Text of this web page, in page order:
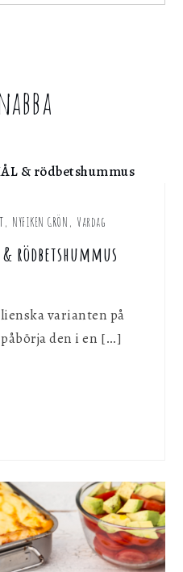
, NYFIKEN GRÖN , Vardag
& rödbetshummus
varianten på
den i en […]
vill vi samla in
dig
innehåll